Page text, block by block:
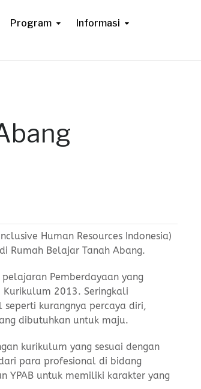
Program Informasi
Human Resources Indonesia)
Rumah Belajar Tanah Abang.
Pemberdayaan yang
2013. Seringkali
kurangnya percaya diri,
dibutuhkan untuk maju.
kurikulum yang sesuai dengan
para profesional di bidang
YPAB untuk memiliki karakter yang